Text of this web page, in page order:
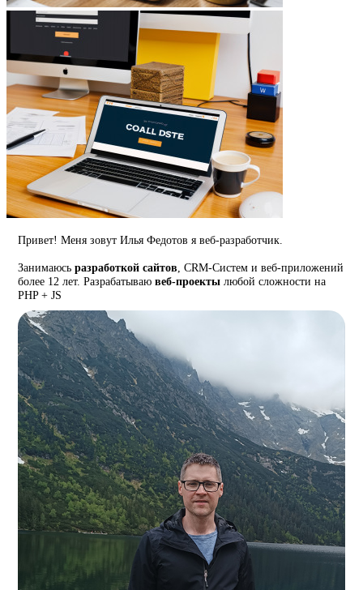
Привет! Меня зовут Илья Федотов я веб-разработчик.
Занимаюсьразработкой сайтов , CRM-Систем и веб-приложений
более 12 лет. Разрабатываювеб-проекты любой сложности на
PHP + JS